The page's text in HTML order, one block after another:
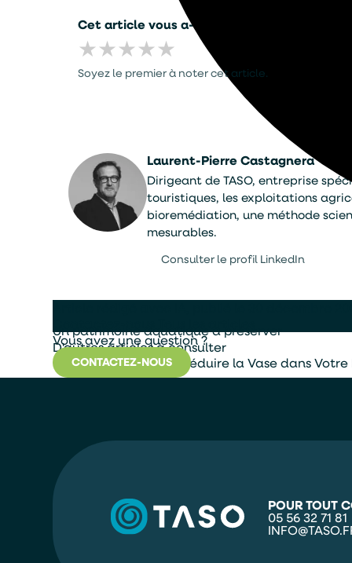
Un patrimoine aquatique à préserver
D'autres articles à consulter
Guide Pratique pour Réduire la Vase dans
Cet article vous a-t-il été utile ?
★★★★★
Soyez le premier à noter cet article.
Laurent-Pierre Castagnera
Dirigeant de TASO, entreprise
touristiques, les exploitations
bioremédiation, une méthode
mesurables.
Consulter le profil LinkedIn
Vous avez une question ?
CONTACTEZ-NOUS
POUR TOUT
05 56 32 71 81